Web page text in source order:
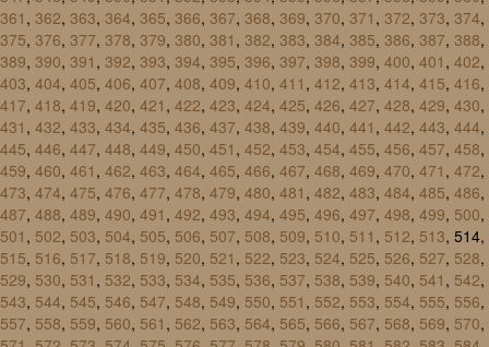
361 , 362, 363, 364, 365, 366, 367, 368, 369, 370, 371 , 372, 373, 374,
375, 376, 377, 378, 379, 380, 381 , 382, 383, 384, 385, 386, 387, 388,
389, 390, 391 , 392, 393, 394, 395, 396, 397, 398, 399, 400, 401 , 402,
403, 404, 405, 406, 407, 408, 409, 410, 411 , 412, 413, 414, 415, 416,
417, 418, 419, 420, 421 , 422, 423, 424, 425, 426, 427, 428, 429, 430,
431 , 432, 433, 434, 435, 436, 437, 438, 439, 440, 441 , 442, 443, 444,
445, 446, 447, 448, 449, 450, 451 , 452, 453, 454, 455, 456, 457, 458,
459, 460, 461 , 462, 463, 464, 465, 466, 467, 468, 469, 470, 471 , 472,
473, 474, 475, 476, 477, 478, 479, 480, 481 , 482, 483, 484, 485, 486,
487, 488, 489, 490, 491 , 492, 493, 494, 495, 496, 497, 498, 499, 500,
501 , 502, 503, 504, 505, 506, 507, 508, 509, 510, 511 , 512, 513, 514,
515, 516, 517, 518, 519, 520, 521 , 522, 523, 524, 525, 526, 527, 528,
529, 530, 531 , 532, 533, 534, 535, 536, 537, 538, 539, 540, 541 , 542,
543, 544, 545, 546, 547, 548, 549, 550, 551 , 552, 553, 554, 555, 556,
557, 558, 559, 560, 561 , 562, 563, 564, 565, 566, 567, 568, 569, 570,